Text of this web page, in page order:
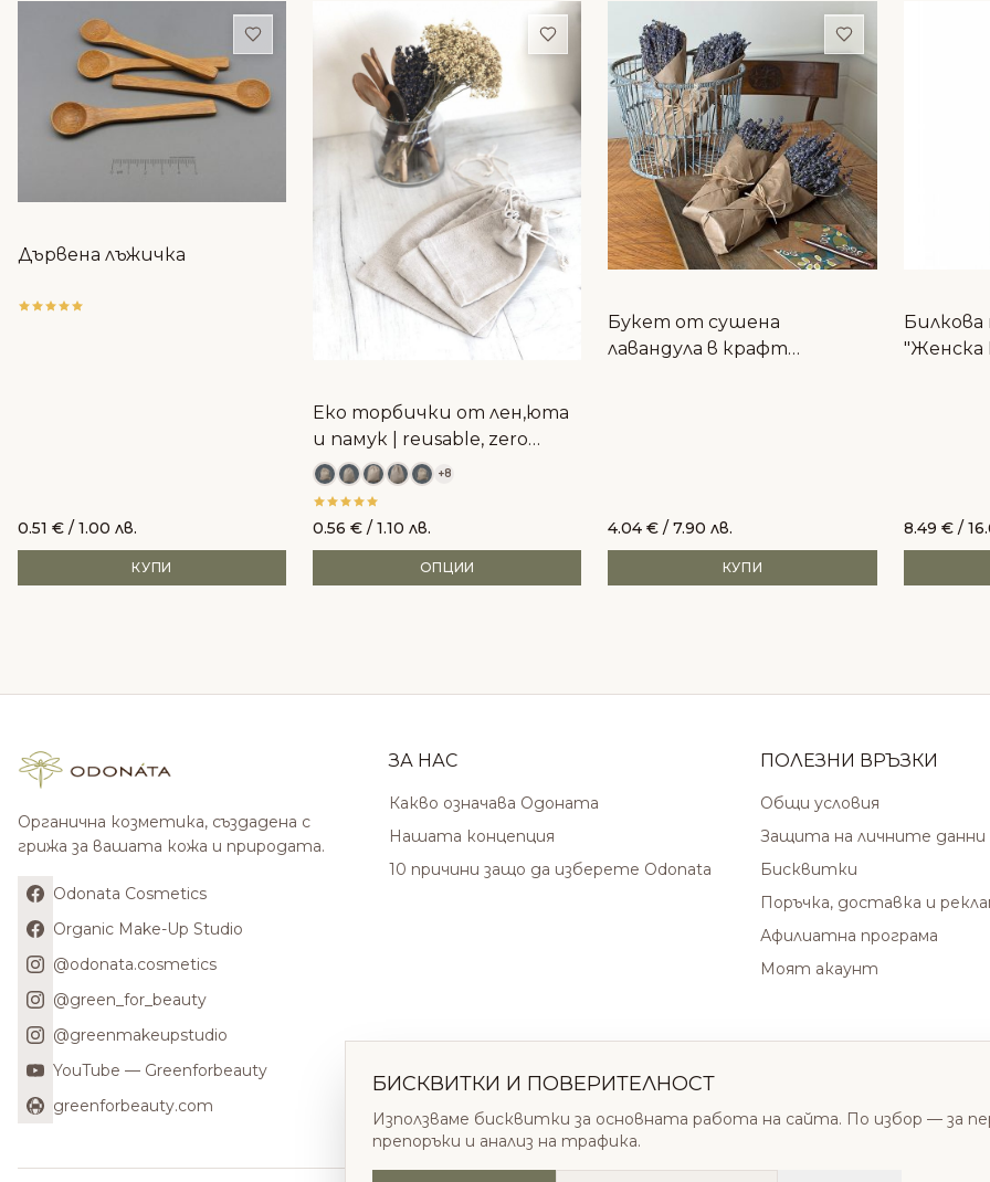
Добави в любими
Дървена лъжичка
0.51 € / 1.00 лв.
КУПИ
Добави в любими
Еко торбички от лен,юта
и памук | reusable, zero
waste
+8
0.56€ / 1.10 лв.
ОПЦИИ
Добави в
Букет от сушена
лавандула в крафт
4.04€ / 7.90 лв.
КУПИ
"Женска
8.49 €/
Органична козметика, създадена с
грижа за вашата кожа и природата.
Odonata Cosmetics
Organic Make-Up Studio
@odonata.cosmetics
@green_for_beauty
@greenmakeupstudio
YouTube — Greenforbeauty
greenforbeauty.com
ЗА НАС
Какво означава Одоната
Нашата концепция
10 причини защо да изберете Odonata
ПОЛЕЗНИ ВРЪЗКИ
Общи условия
Защита на личните данни
Бисквитки
Поръчка, доставка и
Афилиатна програма
Моят акаунт
БИСКВИТКИ И ПОВЕРИТЕЛНОСТ
Използваме бисквитки за основната работа на сайта. По избор — за
препоръки и анализ на трафика.